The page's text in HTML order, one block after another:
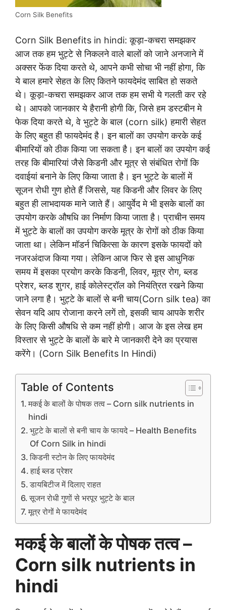
Corn Silk Benefits
Corn Silk Benefits in hindi: कूड़ा-कचरा समझकर
आज तक हम भुट्टे से निकलने वाले बालों को जाने अनजाने में
अक्सर फेंक दिया करते थे, आपने कभी सोचा भी नहीं होगा, कि
ये बाल हमारे सेहत के लिए कितने फायदेमंद साबित हो सकते
थे। कूड़ा-कचरा समझकर आज तक हम सभी ये गलती कर रहे
थे। आपको जानकार ये हैरानी होगी कि, जिसे हम डस्टबीन मे
फेक दिया करते थे, वे भुट्टे के बाल (corn silk) हमारी सेहत
के लिए बहुत ही फायदेमंद है। इन बालों का उपयोग करके कई
बीमारियों को ठीक किया जा सकता है। इन बालों का उपयोग कई
तरह कि बीमारियां जैसे किडनी और मूत्र से संबंधित रोगों कि
दवाईयां बनाने के लिए किया जाता है। इन भुट्टे के बालों में
सूजन रोधी गुण होते हैं जिससे, यह किडनी और लिवर के लिए
बहुत ही लाभदायक माने जाते हैं। आयुर्वेद मे भी इसके बालों का
उपयोग करके औषधि का निर्माण किया जाता है। प्राचीन समय
में भुट्टे के बालों का उपयोग करके मूत्र के रोगों को ठीक किया
जाता था। लेकिन मॉडर्न चिकित्सा के कारण इसके फायदों को
नजरअंदाज किया गया। लेकिन आज फिर से इस आधुनिक
समय में इसका प्रयोग करके किडनी, लिवर, मूत्र रोग, ब्लड
प्रेशर, ब्लड शुगर, हाई कोलेस्ट्रॉल को नियंत्रित रखने किया
जाने लगा है। भुट्टे के बालों से बनी चाय(Corn silk tea) का
सेवन यदि आप रोजाना करने लगें तो, इसकी चाय आपके शरीर
के लिए किसी औषधि से कम नहीं होगी। आज के इस लेख हम
विस्तार से भुट्टे के बालों के बारे मे जानकारी देने का प्रयास
करेंगे। (Corn Silk Benefits In Hindi)
Table of Contents
मकई के बालों के पोषक तत्व – Corn silk nutrients in
hindi
भुट्टे के बालों से बनी चाय के फायदे – Health Benefits
Of Corn Silk in hindi
किडनी स्टोन के लिए फायदेमंद
हाई ब्लड प्रेशर
डायबिटीज में दिलाए राहत
सूजन रोधी गुणों से भरपूर भुट्टे के बाल
मूत्र रोगों मे फायदेमंद
मकई के बालों के पोषक तत्व –
Corn silk nutrients in
hindi